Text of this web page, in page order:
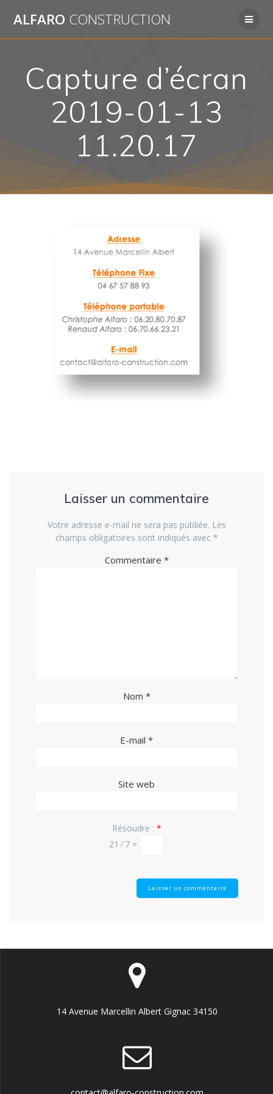
au
ALFARO CONSTRUCTION
Capture d’écran
2019-01-13
11.20.17
Laisser un commentaire
Votre adresse e-mail ne sera pas publiée. Les
champs obligatoires sont indiqués avec *
Commentaire *
Nom *
E-mail *
Site web
Résoudre : *
21 ⁄ 7 =
14 Avenue Marcellin Albert Gignac 34150